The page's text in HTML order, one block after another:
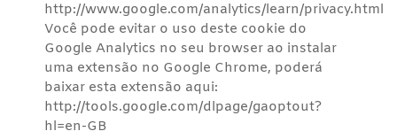
http://www.google.com/analytics/learn/privacy.html
Você pode evitar o uso deste cookie do
Google Analytics no seu browser ao instalar
uma extensão no Google Chrome, poderá
baixar esta extensão aqui:
http://tools.google.com/dlpage/gaoptout?
hl=en-GB